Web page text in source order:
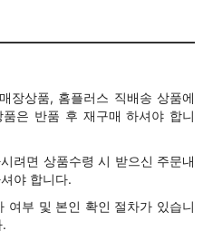
장상품, 홈플러스 직배송 상품에
은 반품 후 재구매 하셔야 합니
려면 상품수령 시 받으신 주문내
야 합니다.
여부 및 본인 확인 절차가 있습니